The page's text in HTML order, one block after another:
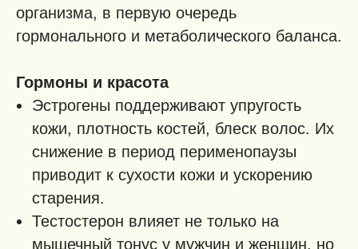
организма, в первую очередь
гормонального и метаболического баланса.
Гормоны и красота
Эстрогены поддерживают упругость
кожи, плотность костей, блеск волос. Их
снижение в период перименопаузы
приводит к сухости кожи и ускорению
старения.
Тестостерон влияет не только на
мышечный тонус у мужчин и женщин, но